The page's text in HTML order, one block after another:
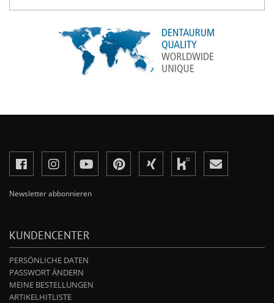
Newsletter abbonnieren
KUNDENCENTER
PERSÖNLICHE DATEN
PASSWORT ÄNDERN
MEINE BESTELLUNGEN
ARTIKELHITLISTE